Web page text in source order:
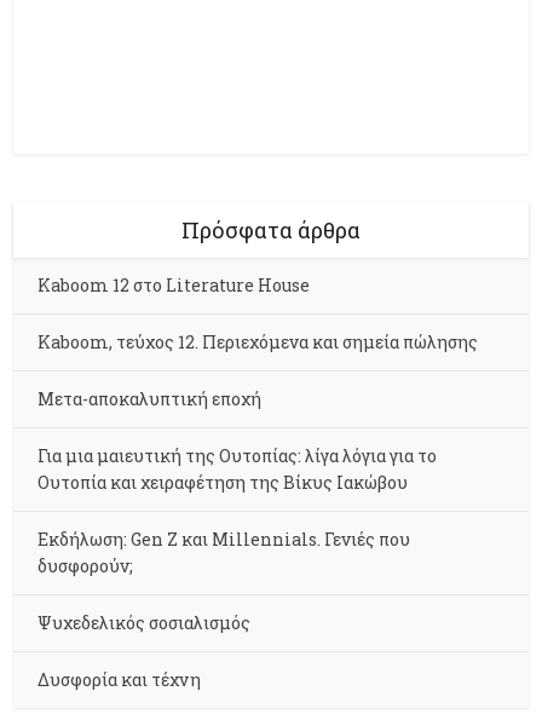
Πρόσφατα άρθρα
Kaboom 12 στο Literature House
Kaboom, τεύχος 12. Περιεχόμενα και σημεία πώλησης
Μετα-αποκαλυπτική εποχή
Για μια μαιευτική της Ουτοπίας: λίγα λόγια για το
Ουτοπία και χειραφέτηση της Βίκυς Ιακώβου
Εκδήλωση: Gen Z και Millennials. Γενιές που
δυσφορούν;
Ψυχεδελικός σοσιαλισμός
Δυσφορία και τέχνη